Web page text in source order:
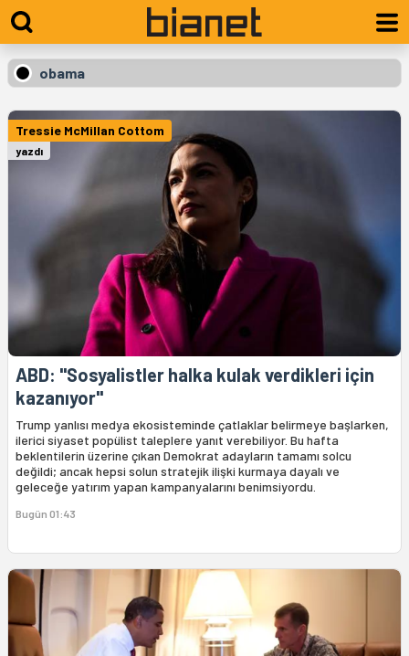
obama
Tressie McMillan Cottom
yazdı
ABD: "Sosyalistler halka kulak verdikleri için
kazanıyor"
Trump yanlısı medya ekosisteminde çatlaklar belirmeye başlarken,
ilerici siyaset popülist taleplere yanıt verebiliyor. Bu hafta
beklentilerin üzerine çıkan Demokrat adayların tamamı solcu
değildi; ancak hepsi solun stratejik ilişki kurmaya dayalı ve
geleceğe yatırım yapan kampanyalarını benimsiyordu.
Bugün 01:43